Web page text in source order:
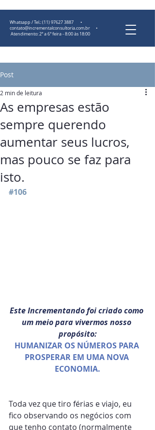
Whatsapp / Tel.:(11) 97627 3887 •
contato@incrementalconsultoria.com.br •
Atendimento: 2ª a 6ª feira - 8:00 às 18:00
Post
As empresas estão
sempre querendo
aumentar seus lucros,
mas pouco se faz para
isto.
2 min de leitura
#106
Este Incrementando foi criado como
um meio para vivermos nosso
propósito:
HUMANIZAR OS NÚMEROS PARA
PROSPERAR EM UMA NOVA
ECONOMIA.
Toda vez que tiro férias e viajo, eu
fico observando os negócios com
que tenho contato (normalmente